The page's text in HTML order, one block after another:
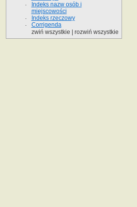
Indeks nazw osób i
miejscowości
Indeks rzeczowy
Corrigenda
zwiń wszystkie
rozwiń wszystkie